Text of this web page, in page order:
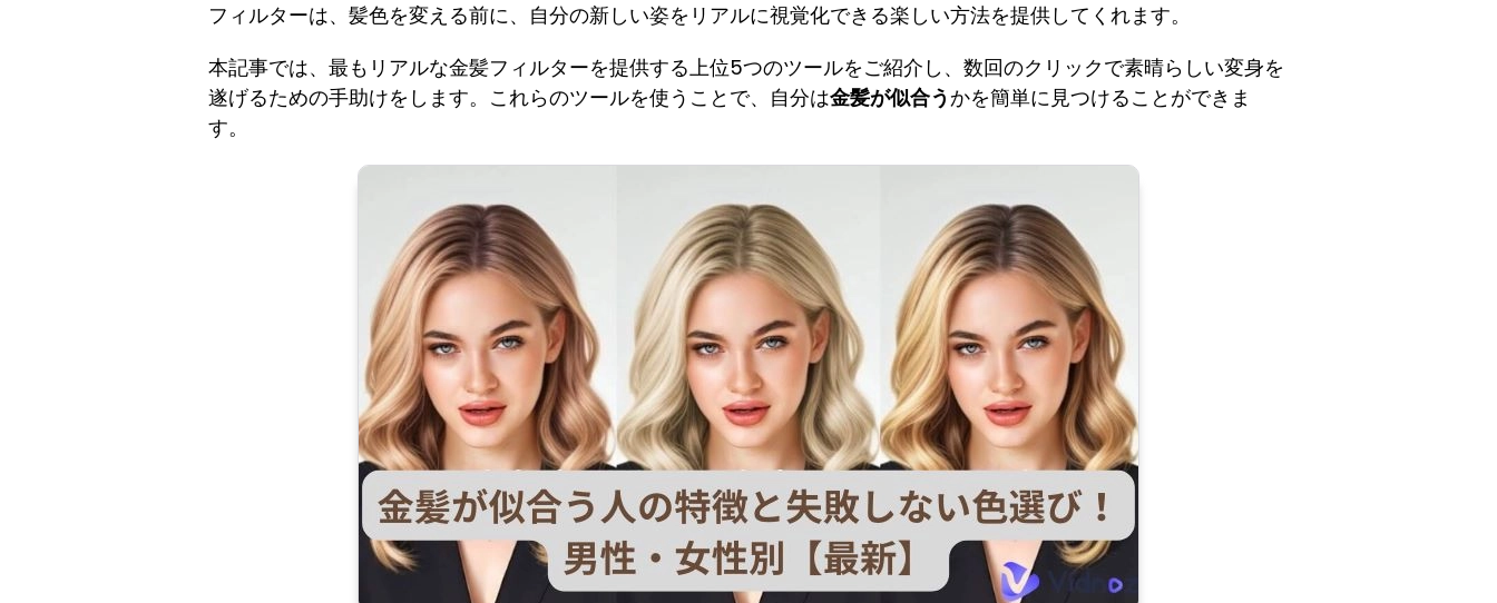
フィルターは、髪色を変える前に、自分の新しい姿をリアルに視覚化できる楽しい方法を提供してくれます。
本記事では、最もリアルな金髪フィルターを提供する上位5つのツールをご紹介し、数回のクリックで素晴らしい変身を
遂げるための手助けをします。これらのツールを使うことで、自分は金髪が似合うかを簡単に見つけることができま
す。